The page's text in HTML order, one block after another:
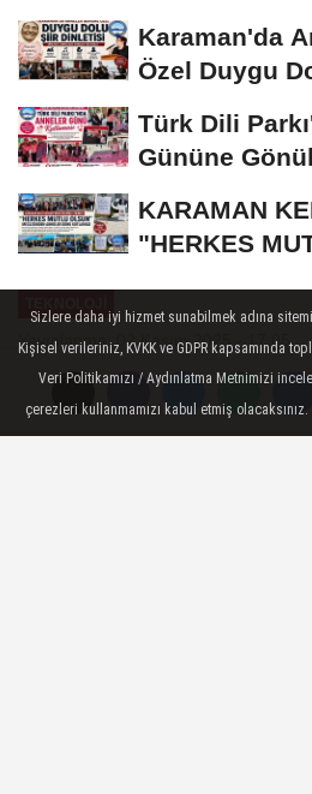
Karaman'da
Özel Duygu
Türk Dili
Gününe
KARAMAN
"HERKES
GÜNÜNE...
Yayınlanma: 02 Kasım 2025 - 17:05
Turkishost
Sizlere daha iyi hizmet sunabilmek adına
Kişisel verileriniz, KVKK ve GDPR kapsamında
Veri Politikamızı / Aydınlatma Metnimizi
çerezleri kullanmamızı kabul etmiş olacaksınız.